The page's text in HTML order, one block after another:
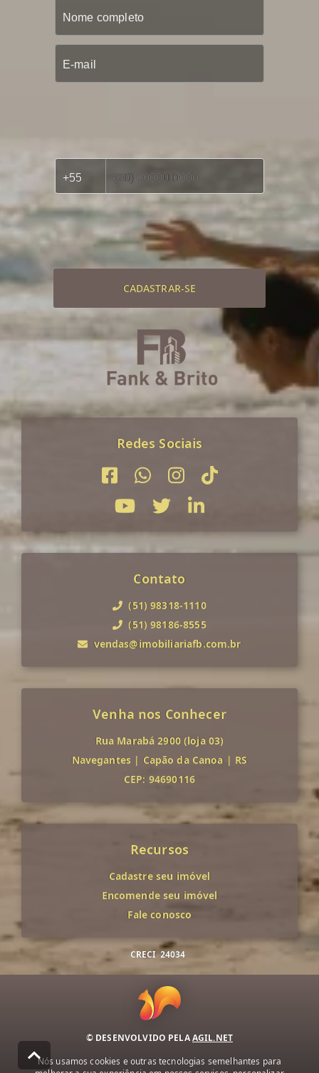
CADASTRAR-SE
Redes Sociais
Contato
(51) 98318-1110
(51) 98186-8555
vendas@imobiliariafb.com.br
Venha nos Conhecer
Rua Marabá 2900 (loja 03)
Navegantes | Capão da Canoa | RS
CEP: 94690116
Recursos
Cadastre seu imóvel
Encomende seu imóvel
Fale conosco
CRECI 24034
© DESENVOLVIDO PELAAGIL.NET
Nós usamos cookies e outras tecnologias semelhantes para